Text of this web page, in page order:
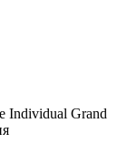
Individual Grand